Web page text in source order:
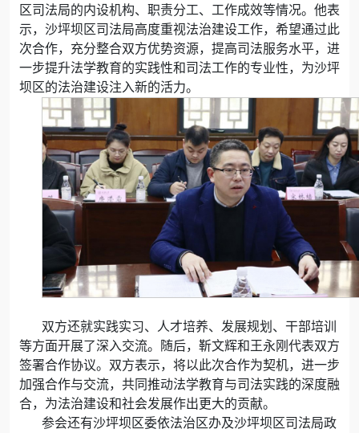
区司法局的内设机构、职责分工、工作成效等情况。他表
示，沙坪坝区司法局高度重视法治建设工作，希望通过此
次合作，充分整合双方优势资源，提高司法服务水平，进
一步提升法学教育的实践性和司法工作的专业性，为沙坪
坝区的法治建设注入新的活力。
双方还就实践实习、人才培养、发展规划、干部培训
等方面开展了深入交流。随后，靳文辉和王永刚代表双方
签署合作协议。双方表示，将以此次合作为契机，进一步
加强合作与交流，共同推动法学教育与司法实践的深度融
合，为法治建设和社会发展作出更大的贡献。
参会还有沙坪坝区委依法治区办及沙坪坝区司法局政